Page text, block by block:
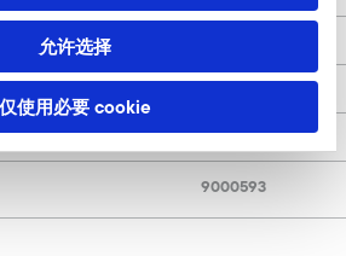
允许选择
仅使用必要 cookie
120
10
9000593